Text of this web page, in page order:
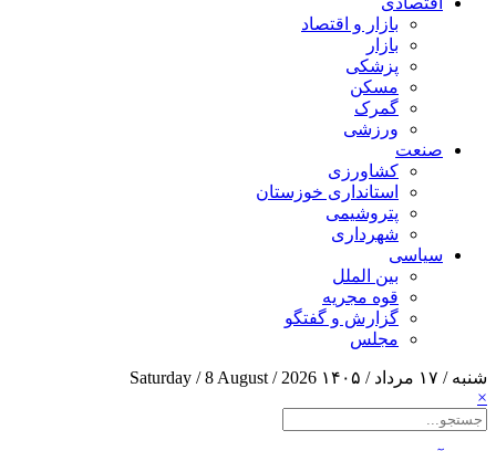
بازار و اقتصاد
بازار
پزشکی
مسکن
گمرک
ورزشی
صنعت
کشاورزی
استانداری خوزستان
پتروشیمی
شهرداری
سیاسی
بین الملل
قوه مجریه
گزارش و گفتگو
مجلس
شنبه / ۱۷ مرداد / ۱۴۰۵
Saturday / 8 August / 2026
×